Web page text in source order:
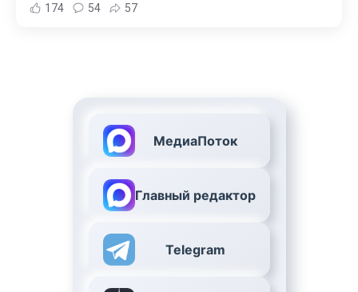
174 54 57
МедиаПоток
Главный редактор
Telegram